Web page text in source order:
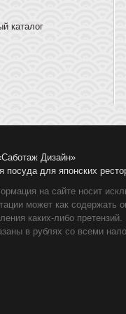
каталог
Дизайн»
посуда для японских
на сайте носит
может как содержать
каких-либо
в рублях со всеми